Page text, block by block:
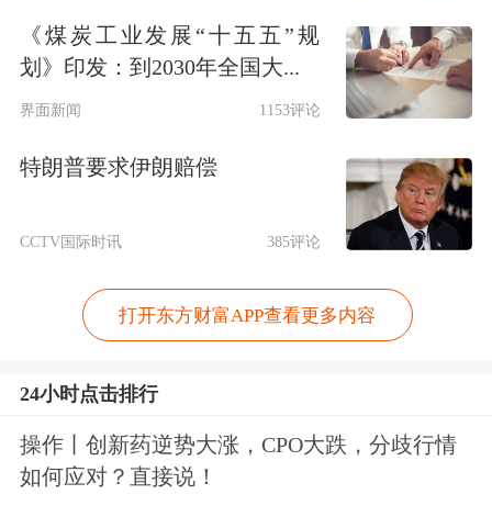
撑。同时，结合部分海外市场的需求特
点，罗博特科计划推出具有竞争性的高
目前，罗博特科正在计划与相关中介机
构就本次H股发行上市的具体工作进行
商讨，相关的细节尚未确定。
股份同时公告，当日收到公司董事陈林
富和独立董事戴海平的辞职报告。两人
《煤炭工业发展“十五五”规
划》印发：到2030年全国大...
界面新闻 1153评论
特朗普要求伊朗赔偿
CCTV国际时讯 385评论
打开东方财富APP查看更多内容
24小时点击排行
操作丨创新药逆势大涨，CPO大跌，分歧行情
如何应对？直接说！